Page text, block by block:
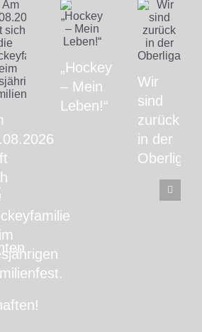
„Hockey
– Mein
Leben!“
Wir
sind
zurück
in der
Oberliga!